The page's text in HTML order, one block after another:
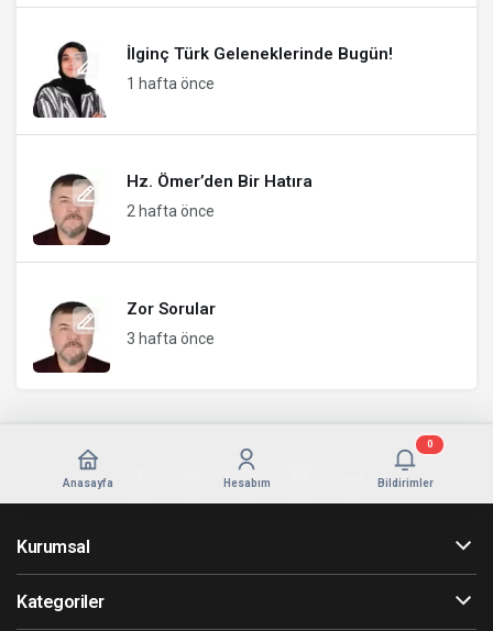
İlginç Türk Geleneklerinde Bugün!
1 hafta önce
Hz. Ömer’den Bir Hatıra
2 hafta önce
Zor Sorular
3 hafta önce
Anasayfa Hesabım Bildirimler
0
Kurumsal
Kategoriler